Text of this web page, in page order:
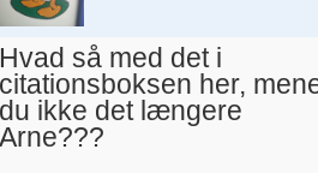
Hvad så med det i
citationsboksen her,
du ikke det længere
Arne???